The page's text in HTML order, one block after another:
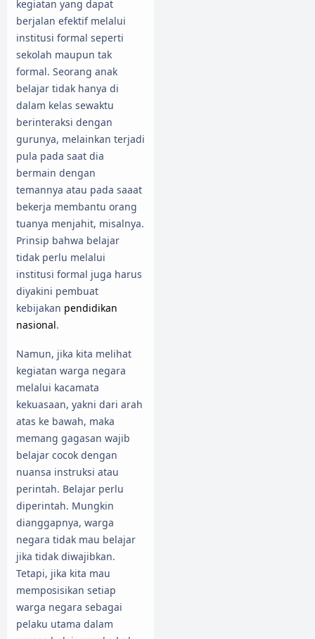
kegiatan yang dapat
berjalan efektif melalui
institusi formal seperti
sekolah maupun tak
formal. Seorang anak
belajar tidak hanya di
dalam kelas sewaktu
berinteraksi dengan
gurunya, melainkan terjadi
pula pada saat dia
bermain dengan
temannya atau pada saaat
bekerja membantu orang
tuanya menjahit, misalnya.
Prinsip bahwa belajar
tidak perlu melalui
institusi formal juga harus
diyakini pembuat
kebijakan pendidikan
nasional.
Namun, jika kita melihat
kegiatan warga negara
melalui kacamata
kekuasaan, yakni dari arah
atas ke bawah, maka
memang gagasan wajib
belajar cocok dengan
nuansa instruksi atau
perintah. Belajar perlu
diperintah. Mungkin
dianggapnya, warga
negara tidak mau belajar
jika tidak diwajibkan.
Tetapi, jika kita mau
memposisikan setiap
warga negara sebagai
pelaku utama dalam